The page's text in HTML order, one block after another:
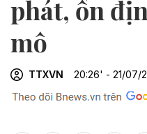
phát, ổn
mô
TTXVN 20:26' - 21/07/